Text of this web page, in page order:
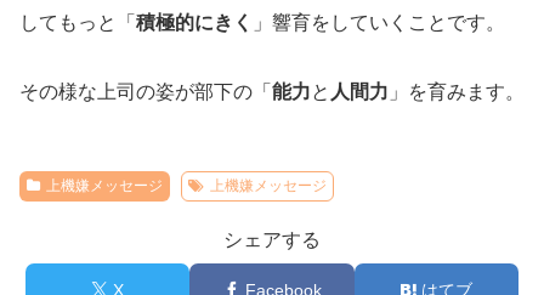
してもっと「 積極的にきく 」響育をしていくことです。
その様な上司の姿が部下の「 能力と 人間力 」を育みます。
上機嫌メッセージ 上機嫌メッセージ
シェアする
X Facebook はてブ